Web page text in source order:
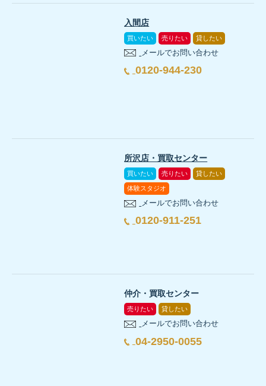
入間店
買いたい 売りたい 貸したい
メールでお問い合わせ
0120-944-230
所沢店・買取センター
買いたい 売りたい 貸したい
体験スタジオ
メールでお問い合わせ
0120-911-251
仲介・買取センター
売りたい 貸したい
メールでお問い合わせ
04-2950-0055